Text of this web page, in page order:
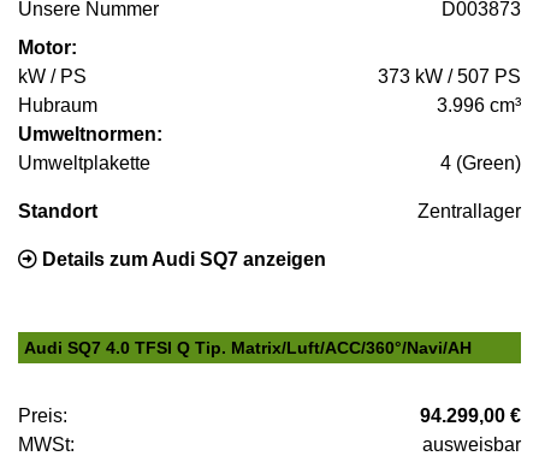
Unsere Nummer
D003873
Motor:
kW / PS
373 kW / 507 PS
Hubraum
3.996 cm³
Umweltnormen:
Umweltplakette
4 (Green)
Standort Zentrallager
Details zum Audi SQ7 anzeigen
Audi SQ7 4.0 TFSI Q Tip. Matrix/Luft/ACC/360°/Navi/AH
Preis:
94.299,00 €
MWSt:
ausweisbar